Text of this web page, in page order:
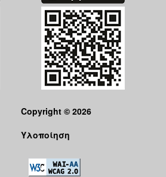
Copyright © 2026
Υλοποίηση